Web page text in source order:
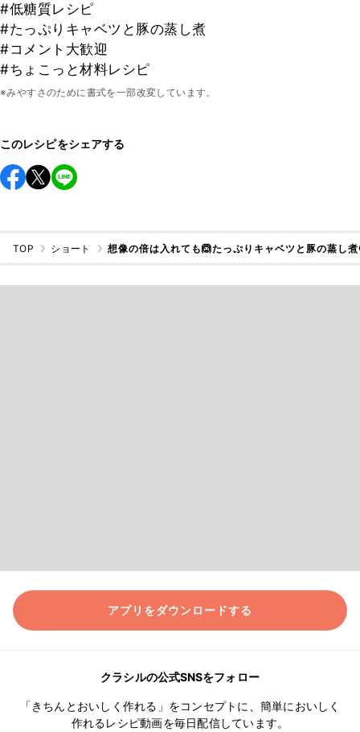
#低糖質レシピ
#たっぷりキャベツと豚の蒸し煮
#コメント大歓迎
#ちょこっと材料レシピ
※みやすさのために書式を一部改変しています。
このレシピをシェアする
TOP ショート 想像の倍は入れても🙆たっぷりキャベツと豚の蒸し
アプリをダウンロードする
クラシルの公式SNSをフォロー
「きちんとおいしく作れる」をコンセプトに、簡単においしく
作れるレシピ動画を毎日配信しています。